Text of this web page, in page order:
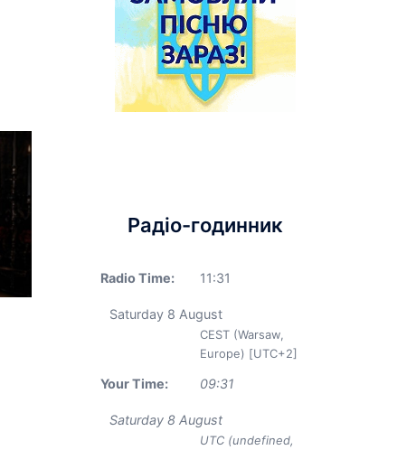
Радіо-годинник
Radio Time: 11:31
Saturday 8 August
CEST (Warsaw,
Europe) [UTC+2]
Your Time: 09:31
Saturday 8 August
UTC (undefined,